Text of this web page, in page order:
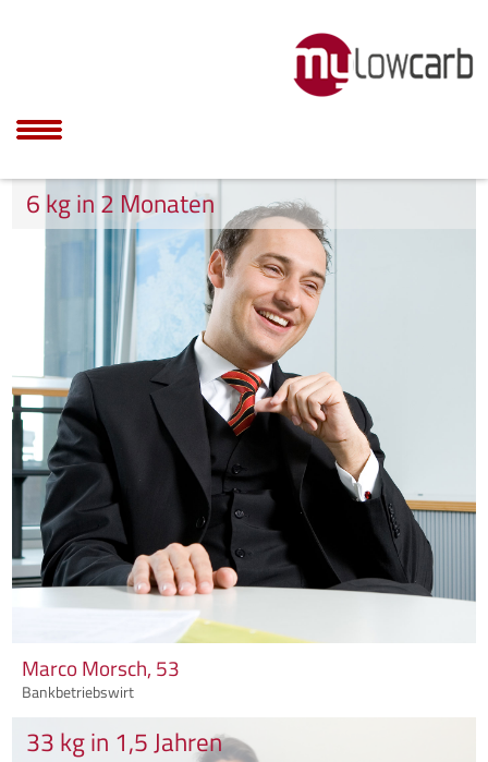
6 kg in 2 Monaten
Marco Morsch, 53
Bankbetriebswirt
33 kg in 1,5 Jahren